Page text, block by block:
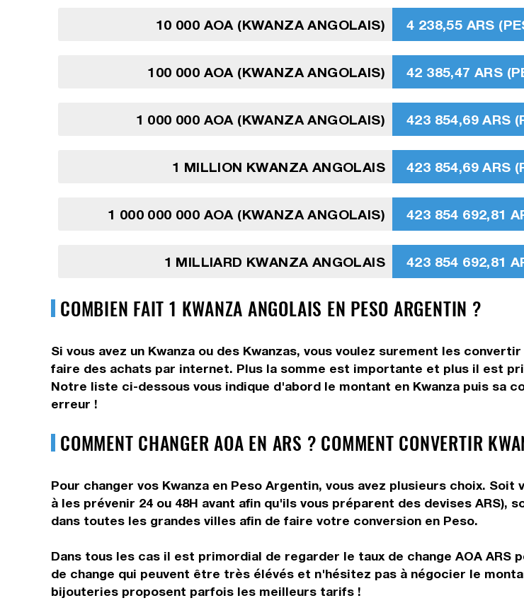
10 000 AOA (KWANZA ANGOLAIS) 4 238,55 ARS
100 000 AOA (KWANZA ANGOLAIS) 42 385,47 ARS
1 000 000 AOA (KWANZA ANGOLAIS) 423 854,69 ARS
1 MILLION KWANZA ANGOLAIS 423 854,69 ARS
1 000 000 000 AOA (KWANZA ANGOLAIS) 423 854 692,81
1 MILLIARD KWANZA ANGOLAIS 423 854 692,81
COMBIEN FAIT 1 KWANZA ANGOLAIS EN PESO ARGENTIN ?
Si vous avez un Kwanza ou des Kwanzas, vous voulez surement les
faire des achats par internet. Plus la somme est importante et plus il est
Notre liste ci-dessous vous indique d'abord le montant en Kwanza puis sa
erreur !
COMMENT CHANGER AOA EN ARS ? COMMENT CONVERTIR
Pour changer vos Kwanza en Peso Argentin, vous avez plusieurs choix.
à les prévenir 24 ou 48H avant afin qu'ils vous préparent des devises ARS),
dans toutes les grandes villes afin de faire votre conversion en Peso.
Dans tous les cas il est primordial de regarder le taux de change AOA
de change qui peuvent être très élévés et n'hésitez pas à négocier le
bijouteries proposent parfois les meilleurs tarifs !